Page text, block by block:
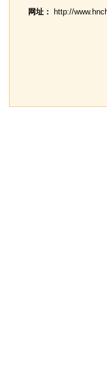
网址：
http://